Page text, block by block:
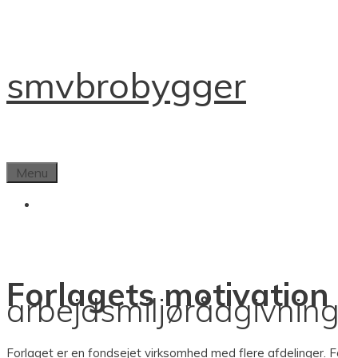
smvbrobygger
Menu
Forlagets motivation
arbejdsmiljørådgivning
Forlaget er en fondsejet virksomhed med flere afdelinger.